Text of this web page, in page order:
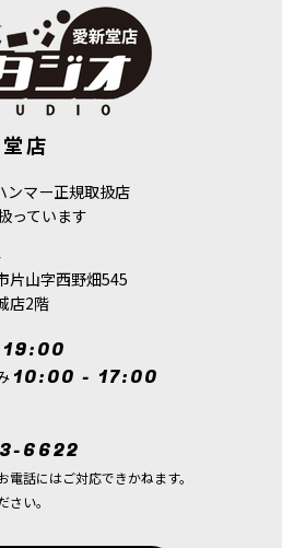
さと安全性が向上。ホビーナイフ
、キャップ1点を収録。
[66-64]
中
アル。人間工学に基づいたデザ
と安全性が向上。プラスチッ
ンのパーツに穴を開ける際にも
ー・ファインディテール・カッタ
ュアの制作にぴったりなシタデル
ーアル。新たなデザインのハンド
切り取りもより正確に。
ドライン・リムーバー
ー・スティック
店
マー正規取扱店
っています
片山字西野畑545
店2階
10:00 - 17:00
6622
電話にはご対応できかねます。
さい。